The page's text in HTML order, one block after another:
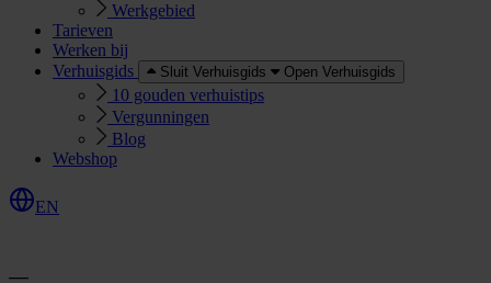
Werkgebied
Tarieven
Werken bij
Verhuisgids
Sluit Verhuisgids Open Verhuisgids
10 gouden verhuistips
Vergunningen
Blog
Webshop
EN